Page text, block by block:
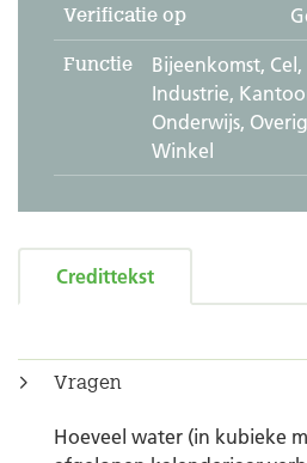
Verificatie op
Functie
Bijeenkomst,
Industrie,
Onderwijs,
Winkel
Credittekst
Vragen
Hoeveel water (in kubieke